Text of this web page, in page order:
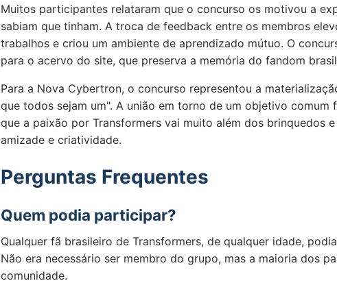
Muitos participantes relataram que o concurso os motivou a
sabiam que tinham. A troca de feedback entre os membros
trabalhos e criou um ambiente de aprendizado mútuo. O
para o acervo do site, que preserva a memória do fandom
Para a Nova Cybertron, o concurso representou a
que todos sejam um". A união em torno de um objetivo comum
que a paixão por Transformers vai muito além dos brinquedos
amizade e criatividade.
Perguntas Frequentes
Quem podia participar?
Qualquer fã brasileiro de Transformers, de qualquer idade,
Não era necessário ser membro do grupo, mas a maioria dos
comunidade.